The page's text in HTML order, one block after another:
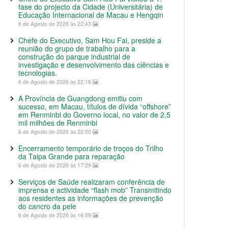
fase do projecto da Cidade (Universitária) de
Educação Internacional de Macau e Hengqin
6 de Agosto de 2026 às 22:43
Chefe do Executivo, Sam Hou Fai, preside a
reunião do grupo de trabalho para a
construção do parque industrial de
investigação e desenvolvimento das ciências e
tecnologias.
6 de Agosto de 2026 às 22:16
A Província de Guangdong emitiu com
sucesso, em Macau, títulos de dívida “offshore”
em Renminbi do Governo local, no valor de 2,5
mil milhões de Renminbi
6 de Agosto de 2026 às 22:00
Encerramento temporário de troços do Trilho
da Taipa Grande para reparação
6 de Agosto de 2026 às 17:29
Serviços de Saúde realizaram conferência de
imprensa e actividade “flash mob” Transmitindo
aos residentes as informações de prevenção
do cancro da pele
6 de Agosto de 2026 às 16:59